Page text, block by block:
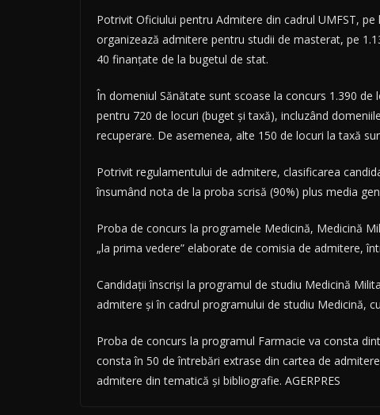
Potrivit Oficiului pentru Admitere din cadrul UMFST,
organizează admitere pentru studii de masterat, pe
40 finanţate de la bugetul de stat.
În domeniul Sănătate sunt scoase la concurs 1.390
pentru 720 de locuri (buget şi taxă), incluzând
recuperare. De asemenea, alte 150 de locuri la taxă
Potrivit regulamentului de admitere, clasificarea
însumând nota de la proba scrisă (90%) plus media
Proba de concurs la programele Medicină, Medicină
„la prima vedere” elaborate de comisia de admitere,
Candidaţii înscrişi la programul de studiu Medicină
admitere şi în cadrul programului de studiu Medicină,
Proba de concurs la programul Farmacie va consta
consta în 50 de întrebări extrase din cartea de
admitere din tematică şi bibliografie. AGERPRES